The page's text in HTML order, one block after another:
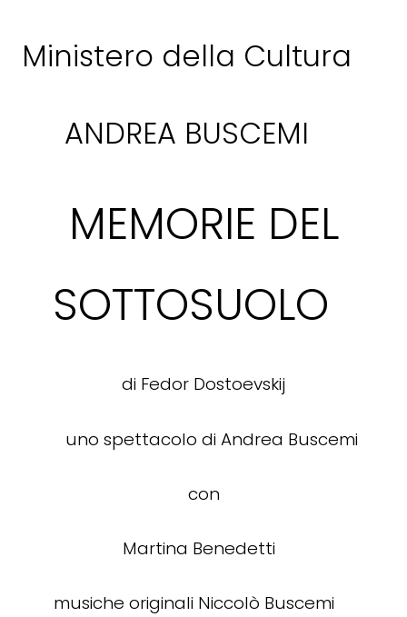
Ministero della Cultura
ANDREA BUSCEMI
MEMORIE DEL
SOTTOSUOLO
di Fedor Dostoevskij
uno spettacolo di Andrea Buscemi
con
Martina Benedetti
musiche originali Niccolò Buscemi